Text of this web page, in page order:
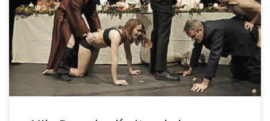
Barcelona en los últimos años —pensamos en Civil Wars o Five
Easy Pieces, por ejemplo— siguen todos un patrón bastante
parecido y se basan en el teatro documento y en experimentar
con los límites de la teatralidad, de […]